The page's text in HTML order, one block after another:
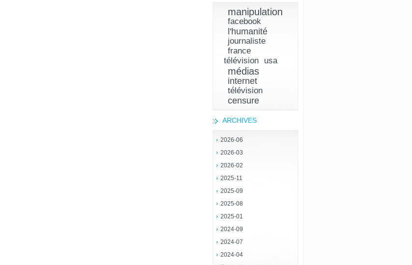
manipulation
facebook
l'humanité
journaliste
france
télévision
usa
médias
internet
télévision
censure
ARCHIVES
2026-06
2026-03
2026-02
2025-11
2025-09
2025-08
2025-01
2024-09
2024-07
2024-04